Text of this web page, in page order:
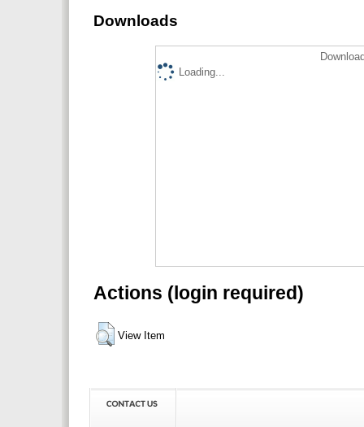
Downloads
Loading...
Actions (login required)
View Item